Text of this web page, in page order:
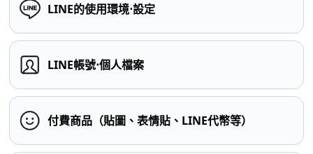
LINE的使用環境⋅設定
LINE帳號⋅個人檔案
付費商品（貼圖、表情貼、LINE代幣等）